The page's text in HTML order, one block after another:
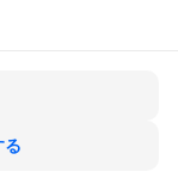
ス DOT 全3色 UA
クブックケース 新
る